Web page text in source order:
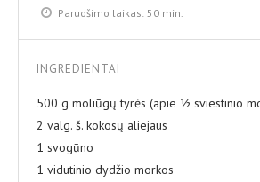
Paruošimo laikas: 50 min.
INGREDIENTAI
500 g moliūgų tyrės (apie ½ sviestinio
2 valg. š. kokosų aliejaus
1 svogūno
1 vidutinio dydžio morkos